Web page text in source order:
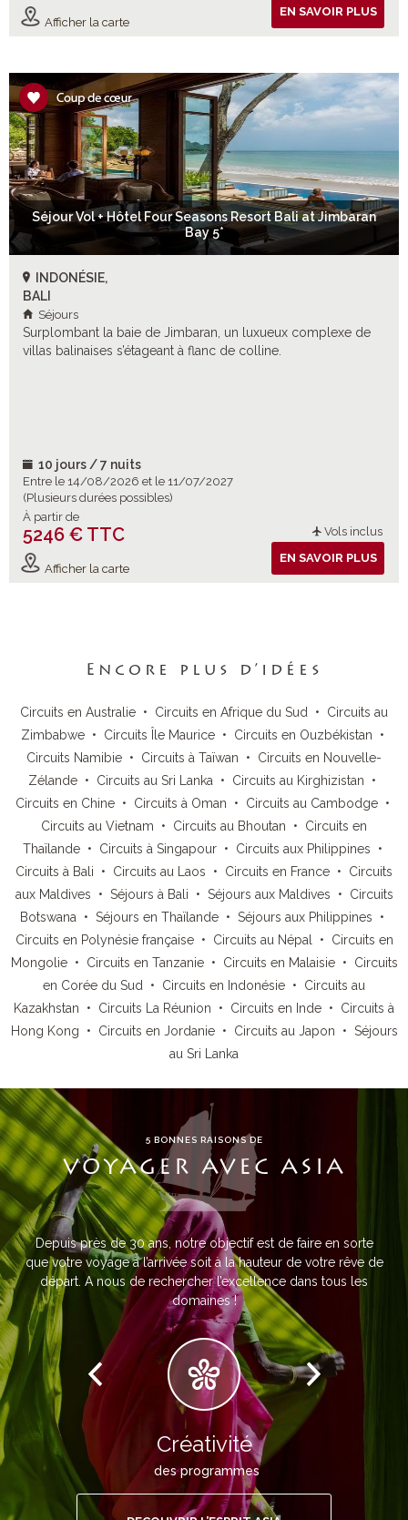
Afficher la carte
EN SAVOIR PLUS
Séjour Vol + Hôtel Four Seasons Resort Bali at Jimbaran
Bay 5*
INDONÉSIE,
BALI
Séjours
Surplombant la baie de Jimbaran, un luxueux complexe de
villas balinaises s’étageant à flanc de colline.
10 jours / 7 nuits
Entre le 14/08/2026 et le 11/07/2027
(Plusieurs durées possibles)
À partir de
5246 € TTC Vols inclus
Afficher la carte
EN SAVOIR PLUS
Encore plus d’idées
Circuits en Australie • Circuits en Afrique du Sud • Circuits au
Zimbabwe• Circuits Île Maurice• Circuits en Ouzbékistan •
Circuits Namibie • Circuits à Taïwan • Circuits en Nouvelle-
Zélande • Circuits au Sri Lanka • Circuits au Kirghizistan •
Circuits en Chine• Circuits à Oman • Circuits au Cambodge•
Circuits au Vietnam • Circuits au Bhoutan • Circuits en
Thaïlande• Circuits à Singapour• Circuits aux Philippines •
Circuits à Bali • Circuits au Laos • Circuits en France • Circuits
aux Maldives • Séjours à Bali • Séjours aux Maldives • Circuits
Botswana • Séjours en Thaïlande • Séjours aux Philippines •
Circuits en Polynésie française• Circuits au Népal • Circuits en
Mongolie• Circuits en Tanzanie• Circuits en Malaisie• Circuits
en Corée du Sud
• Circuits en Indonésie • Circuits au
Kazakhstan • Circuits La Réunion • Circuits en Inde • Circuits à
Hong Kong • Circuits en Jordanie• Circuits au Japon • Séjours
au Sri Lanka
5 BONNES RAISONS DE
VOYAGER AVEC ASIA
Depuis près de 30 ans, notre objectif est de faire en sorte
que votre voyage à l’arrivée soit à la hauteur de votre rêve de
départ. A nous de rechercher l’excellence dans tous les
domaines !
Créativité
des programmes